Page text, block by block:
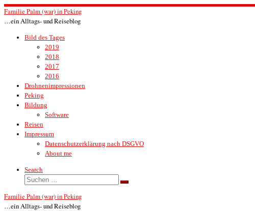
Zum
Inhalt
Familie Palm (war) in Peking
…ein Alltags- und Reiseblog
Bild des Tages
2019
2018
2017
2016
Drohnenimpressionen
Peking
Bildung
Software
Reisen
Impressum
Datenschutzerklärung nach DSGVO
About me
Search
Suche
Suchen …
Familie Palm (war) in Peking
…ein Alltags- und Reiseblog